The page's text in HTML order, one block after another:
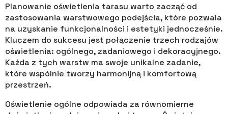
Planowanie oświetlenia tarasu warto zacząć od
zastosowania warstwowego podejścia, które pozwala
na uzyskanie funkcjonalności i estetyki jednocześnie.
Kluczem do sukcesu jest połączenie trzech rodzajów
oświetlenia: ogólnego, zadaniowego i dekoracyjnego.
Każda z tych warstw ma swoje unikalne zadanie,
które wspólnie tworzy harmonijną i komfortową
przestrzeń.
Oświetlenie ogólne odpowiada za równomierne